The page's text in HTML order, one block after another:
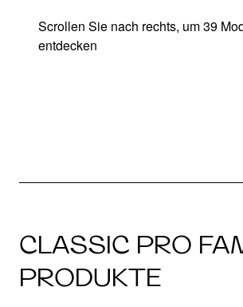
Scrollen Sie nach rechts, um 39
entdecken
CLASSIC PRO
PRODUKTE